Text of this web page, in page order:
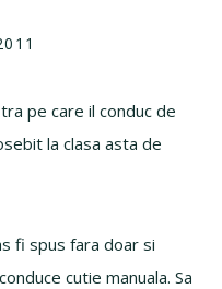
pe care il conduc de
la clasa asta de
fi spus fara doar si
cutie manuala. Sa